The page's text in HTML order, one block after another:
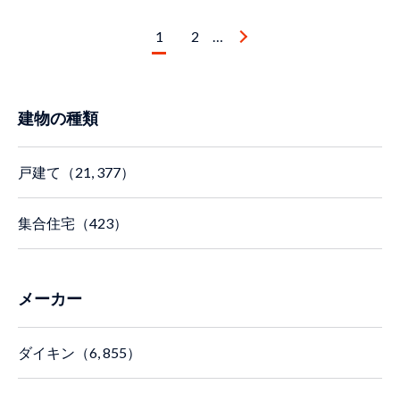
1 2
建物の種類
戸建て（21, 377）
集合住宅（423）
メーカー
ダイキン（6, 855）